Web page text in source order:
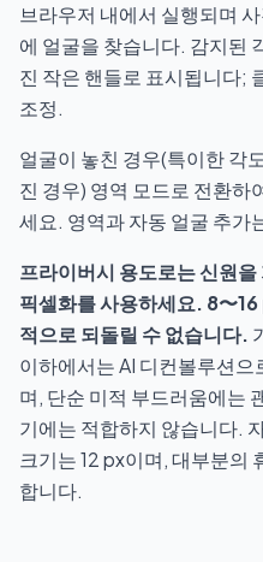
브라우저 내에서 실행되며
에 얼굴을 찾습니다. 감지된
진 작은 핸들로 표시됩니다;
조정.
얼굴이 놓친 경우(특이한 각
진 경우) 영역 모드로 전환하
세요. 영역과 자동 얼굴 추가
프라이버시 용도로는 신원
픽셀화를 사용하세요. 8〜
적으로 되돌릴 수 없습니다.
이하에서는 AI 디컨볼루션으
며, 단순 미적 부드러움에는
기에는 적합하지 않습니다.
크기는 12 px이며, 대부분의
합니다.